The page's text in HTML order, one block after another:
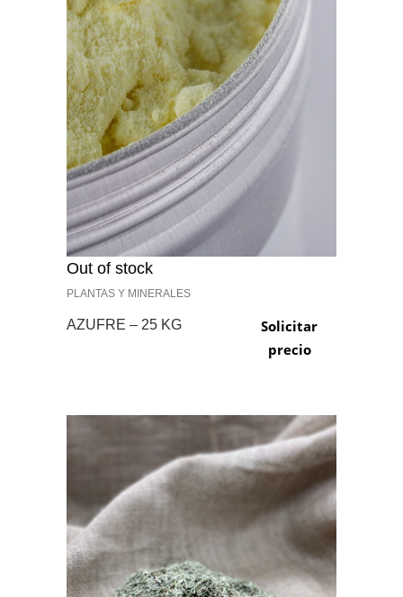
Out of stock
PLANTAS Y MINERALES
AZUFRE – 25 KG
Solicitar
precio